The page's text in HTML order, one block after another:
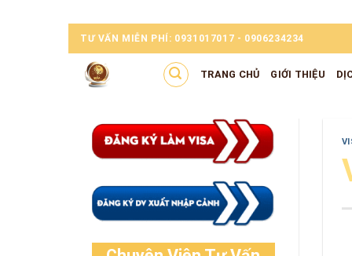
Skip
to
content
TƯ VẤN MIỄN PHÍ: 0931017017 - 0906234234
TRANG CHỦ GIỚI THIỆU